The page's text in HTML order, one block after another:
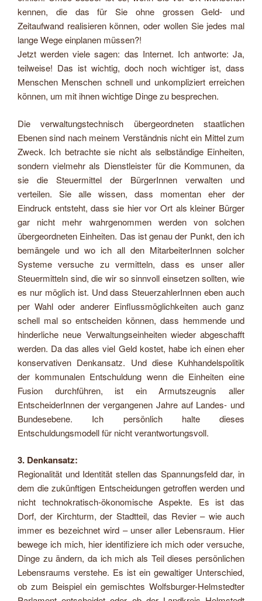
kennen, die das für Sie ohne grossen Geld- und
Zeitaufwand realisieren können, oder wollen Sie jedes mal
lange Wege einplanen müssen?!
Jetzt werden viele sagen: das Internet. Ich antworte: Ja,
teilweise! Das ist wichtig, doch noch wichtiger ist, dass
Menschen Menschen schnell und unkompliziert erreichen
können, um mit ihnen wichtige Dinge zu besprechen.
Die verwaltungstechnisch übergeordneten staatlichen
Ebenen sind nach meinem Verständnis nicht ein Mittel zum
Zweck. Ich betrachte sie nicht als selbständige Einheiten,
sondern vielmehr als Dienstleister für die Kommunen, da
sie die Steuermittel der BürgerInnen verwalten und
verteilen. Sie alle wissen, dass momentan eher der
Eindruck entsteht, dass sie hier vor Ort als kleiner Bürger
gar nicht mehr wahrgenommen werden von solchen
übergeordneten Einheiten. Das ist genau der Punkt, den ich
bemängele und wo ich all den MitarbeiterInnen solcher
Systeme versuche zu vermitteln, dass es unser aller
Steuermitteln sind, die wir so sinnvoll einsetzen sollten, wie
es nur möglich ist. Und dass SteuerzahlerInnen eben auch
per Wahl oder anderer Einflussmöglichkeiten auch ganz
schell mal so entscheiden können, dass hemmende und
hinderliche neue Verwaltungseinheiten wieder abgeschafft
werden. Da das alles viel Geld kostet, habe ich einen eher
konservativen Denkansatz. Und diese Kuhhandelspolitik
der kommunalen Entschuldung wenn die Einheiten eine
Fusion durchführen, ist ein Armutszeugnis aller
EntscheiderInnen der vergangenen Jahre auf Landes- und
Bundesebene. Ich persönlich halte dieses
Entschuldungsmodell für nicht verantwortungsvoll.
3. Denkansatz:
Regionalität und Identität stellen das Spannungsfeld dar, in
dem die zukünftigen Entscheidungen getroffen werden und
nicht technokratisch-ökonomische Aspekte. Es ist das
Dorf, der Kirchturm, der Stadtteil, das Revier – wie auch
immer es bezeichnet wird – unser aller Lebensraum. Hier
bewege ich mich, hier identifiziere ich mich oder versuche,
Dinge zu ändern, da ich mich als Teil dieses persönlichen
Lebensraums verstehe. Es ist ein gewaltiger Unterschied,
ob zum Beispiel ein gemischtes Wolfsburger-Helmstedter